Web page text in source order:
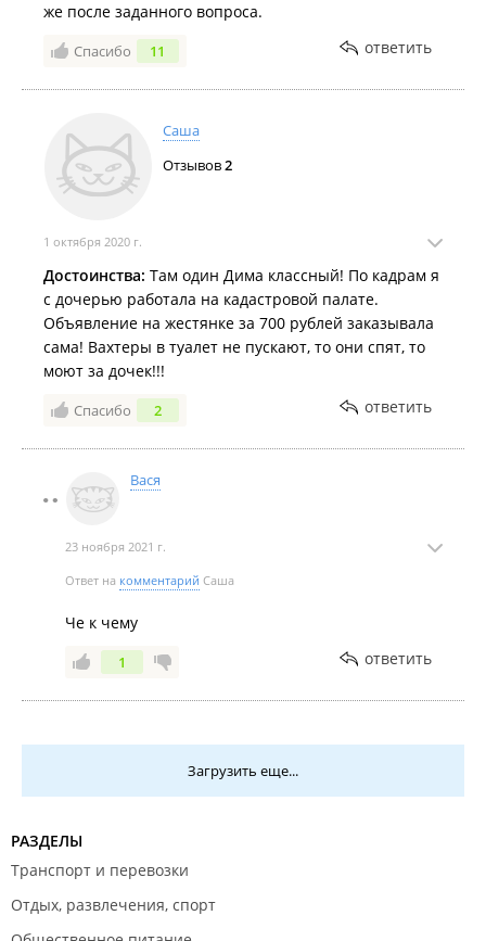
же после заданного вопроса.
Спасибо 11 ответить
Саша
Отзывов2
1 октября 2020 г.
Достоинства: Там один Дима классный! По кадрам я
с дочерью работала на кадастровой палате.
Объявление на жестянке за 700 рублей заказывала
сама! Вахтеры в туалет не пускают, то они спят, то
моют за дочек!!!
Спасибо 2 ответить
Вася
23 ноября 2021 г.
Ответ на комментарий Саша
Че к чему
1 ответить
Загрузить еще...
РАЗДЕЛЫ
Транспорт и перевозки
Отдых, развлечения, спорт